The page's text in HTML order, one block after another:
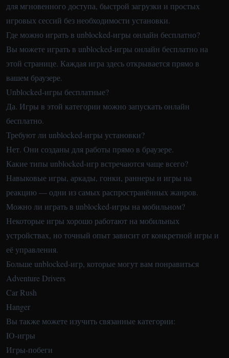
для мгновенного доступа, быстрой загрузки и простых
игровых сессий без необходимости установки.
Где можно играть в unblocked-игры онлайн бесплатно?
Вы можете играть в unblocked-игры онлайн бесплатно на
этой странице. Каждая игра здесь открывается прямо в
вашем браузере.
Unblocked-игры бесплатные?
Да. Игры в этой категории можно запускать онлайн
бесплатно.
Требуют ли unblocked-игры установки?
Нет. Они созданы для работы прямо в браузере.
Какие типы unblocked-игр встречаются чаще всего?
Навыковые игры, аркады, гонки, раннеры и игры на
реакцию — одни из самых распространённых жанров.
Можно ли играть в unblocked-игры на мобильном?
Некоторые игры хорошо работают на мобильных
устройствах, но точный опыт зависит от конкретной игры и
её управления.
Больше unblocked-игр, которые могут вам понравиться
Adventure Drivers
Car Rush
Hanger
Вы также можете изучить связанные категории:
IO-игры
Игры-побеги